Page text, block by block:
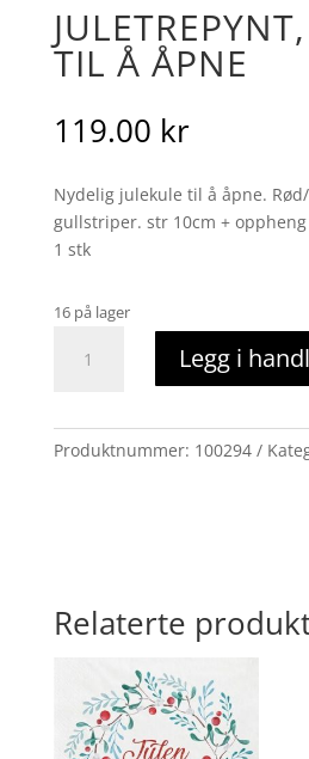
TIL Å ÅPNE
119.00 kr
Nydelig julekule til å åpne.
gullstriper. str 10cm + oppheng
1 stk
16 på lager
Tivoli
åpne
Legg i
Produktnummer: 100294
Relaterte